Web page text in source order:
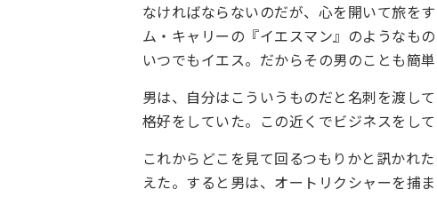
なければならないのだが、心を開いて旅を
ム・キャリーの『イエスマン』のようなも
いつでもイエス。だからその男のことも簡単
男は、自分はこういうものだと名刺を渡し
格好をしていた。この近くでビジネスをして
これからどこを見て回るつもりかと訊かれ
えた。すると男は、オートリクシャーを捕ま